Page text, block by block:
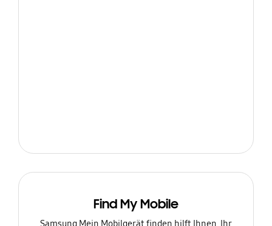
Find My Mobile
Samsung Mein Mobilgerät finden hilft Ihnen, Ihr